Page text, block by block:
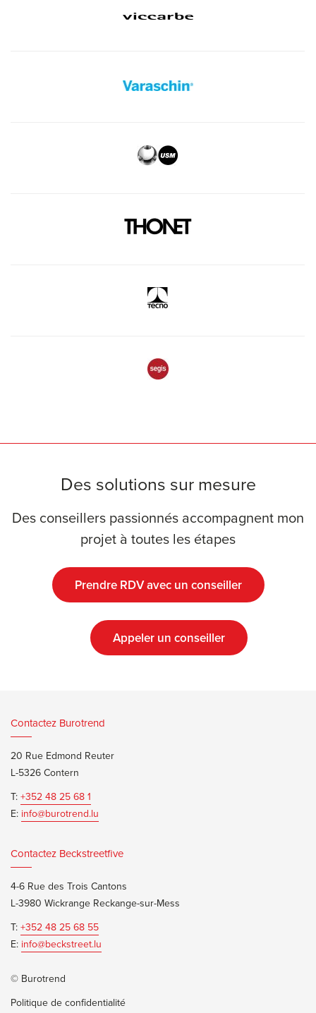
Des solutions sur mesure
Des conseillers passionnés accompagnent mon
projet à toutes les étapes
Prendre RDV avec un conseiller
Appeler un conseiller
Contactez Burotrend
20 Rue Edmond Reuter
L-5326 Contern
T:+352 48 25 68 1
E: info@burotrend.lu
Contactez Beckstreetfive
4-6 Rue des Trois Cantons
L-3980 Wickrange Reckange-sur-Mess
T:+352 48 25 68 55
E: info@beckstreet.lu
© Burotrend
Politique de confidentialité